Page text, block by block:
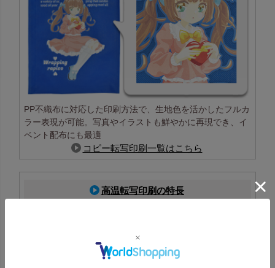
PP不織布に対応した印刷方法で、生地色を活かしたフルカ
ラー表現が可能。写真やイラストも鮮やかに再現でき、イ
ベント配布にも最適
コピー転写印刷一覧はこちら
高温転写印刷の特長